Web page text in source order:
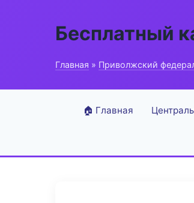
Бесплатный
Главная » Приволжский
🏠 Главная